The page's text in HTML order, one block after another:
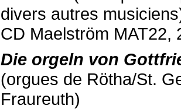
divers autres
CD Maelström MAT22,
Die orgeln von
(orgues de Rötha/St.
Fraureuth)